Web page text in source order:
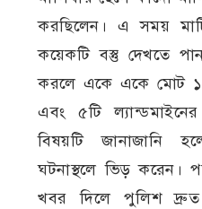
করছিলেন। এ সময়
কয়েকটি বস্তু দেখতে
করলে একে একে মোট
এবং ৫টি
বিষয়টি জানাজানি
ঘটনাস্থলে ভিড় করেন।
খবর দিলে পুলিশ